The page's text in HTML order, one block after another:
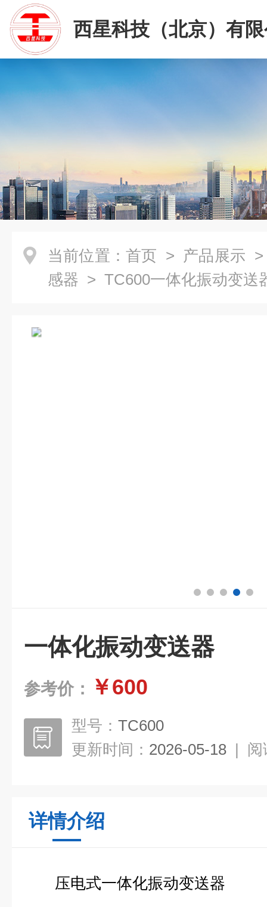
西星科技（北京）有
当前位置： 首页 > 产品展示
感器 > TC600一体化振动变送
一体化振动变送器
参考价： ￥600
型号： TC600
更新时间： 2026-05-18 | 阅
详情介绍
压电式一体化振动变送器